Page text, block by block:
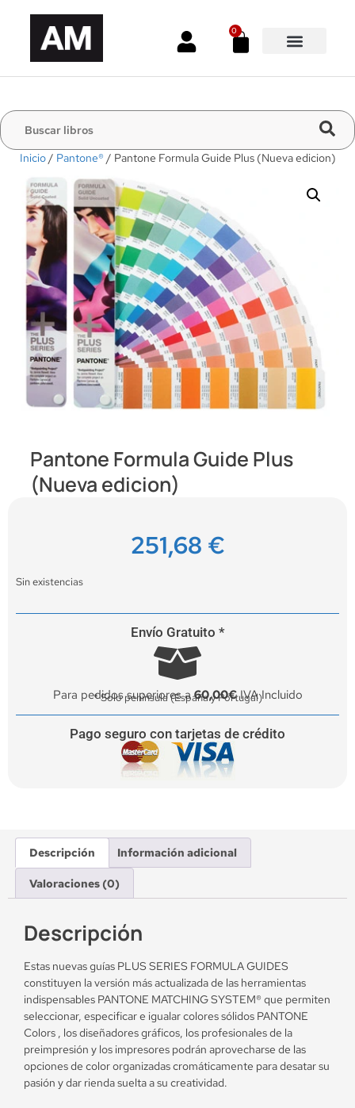
0
Inicio/ Pantone® / Pantone Formula Guide Plus (Nueva edicion)
Pantone Formula Guide Plus
(Nueva edicion)
251,68 €
Sin existencias
Envío Gratuito *
Para pedidos superiores a60,00€IVA Incluido
* Solo península (España y Portugal)
Pago seguro con tarjetas de crédito
Descripción Información adicional
Valoraciones (0)
Descripción
Estas nuevas guías PLUS SERIES FORMULA GUIDES
constituyen la versión más actualizada de las herramientas
indispensables PANTONE MATCHING SYSTEM® que permiten
seleccionar, especificar e igualar colores sólidos PANTONE
Colors , los diseñadores gráficos, los profesionales de la
preimpresión y los impresores podrán aprovecharse de las
opciones de color organizadas cromáticamente para desatar su
pasión y dar rienda suelta a su creatividad.